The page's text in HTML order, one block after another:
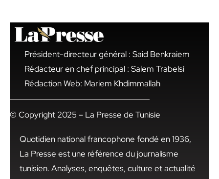
Président-directeur général : Said Benkraiem
Rédacteur en chef principal : Salem Trabelsi
Rédaction Web: Mariem Khdimmallah
© Copyright 2025 – La Presse de Tunisie
Quotidien national francophone fondé en 1936,
La Presse est une référence du journalisme
tunisien. Analyses, enquêtes, culture et actualité